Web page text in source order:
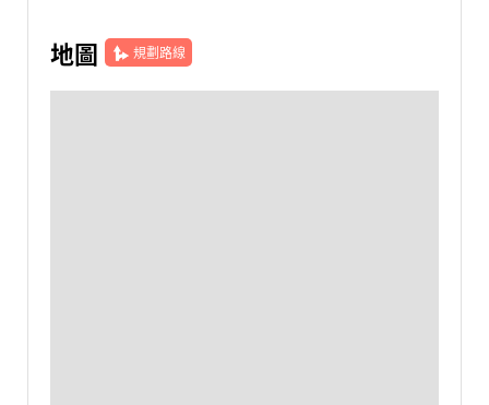
地圖 規劃路線